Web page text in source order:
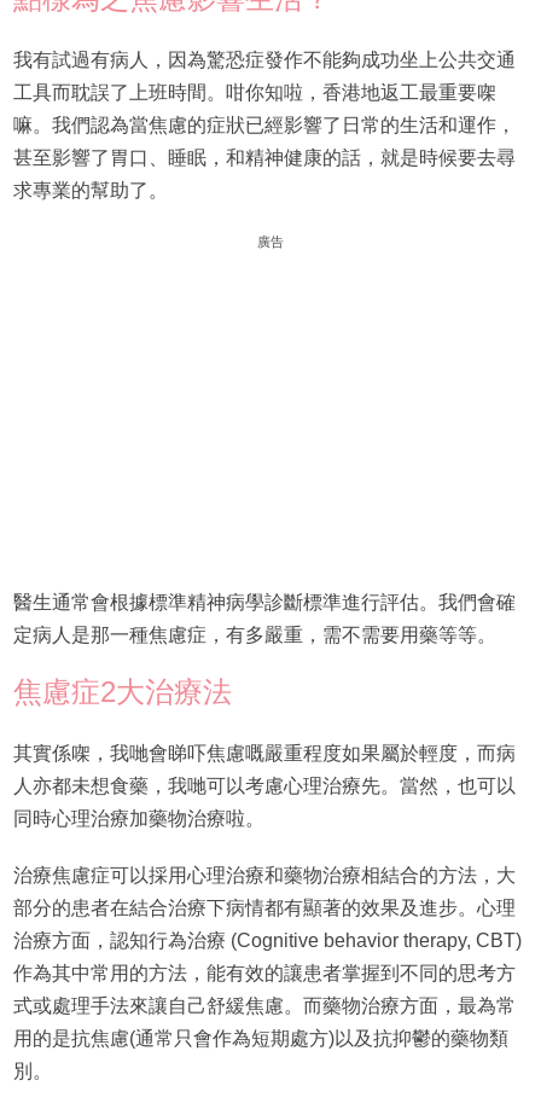
我有試過有病人，因為驚恐症發作不能夠成功坐上公共交通
工具而耽誤了上班時間。咁你知啦，香港地返工最重要㗎
嘛。我們認為當焦慮的症狀已經影響了日常的生活和運作，
甚至影響了胃口、睡眠，和精神健康的話，就是時候要去尋
求專業的幫助了。
廣告
醫生通常會根據標準精神病學診斷標準進行評估。我們會確
定病人是那一種焦慮症，有多嚴重，需不需要用藥等等。
焦慮症2大治療法
其實係㗎，我哋會睇吓焦慮嘅嚴重程度如果屬於輕度，而病
人亦都未想食藥，我哋可以考慮心理治療先。當然，也可以
同時心理治療加藥物治療啦。
治療焦慮症可以採用心理治療和藥物治療相結合的方法，大
部分的患者在結合治療下病情都有顯著的效果及進步。心理
治療方面，認知行為治療 (Cognitive behavior therapy, CBT)
作為其中常用的方法，能有效的讓患者掌握到不同的思考方
式或處理手法來讓自己舒緩焦慮。而藥物治療方面，最為常
用的是抗焦慮(通常只會作為短期處方)以及抗抑鬱的藥物類
別。